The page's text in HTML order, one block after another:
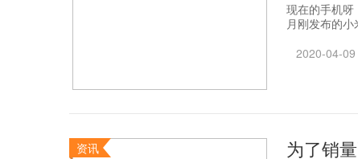
现在的手机呀
月刚发布的
2020-04-09
资讯
为了销